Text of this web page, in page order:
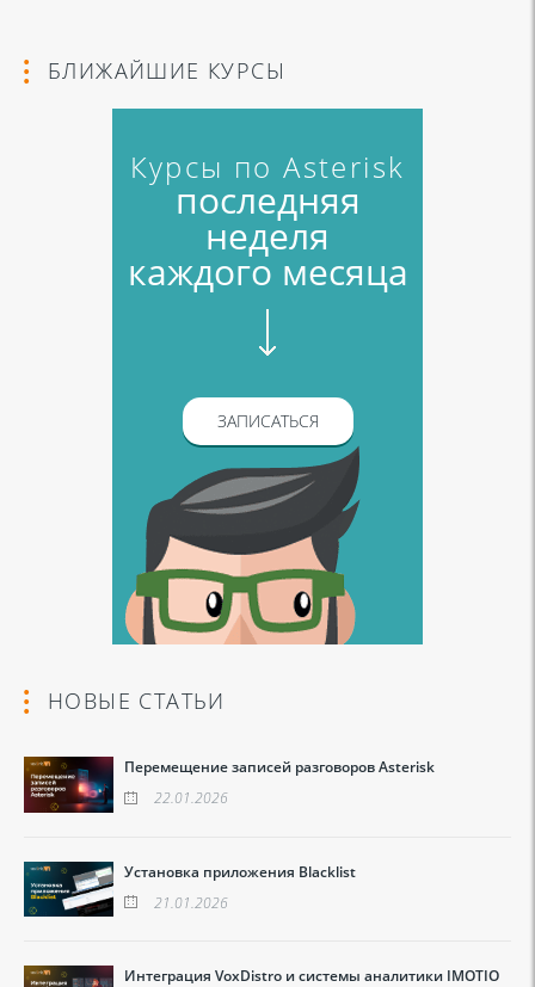
БЛИЖАЙШИЕ КУРСЫ
Курсы по Asterisk
последняя
неделя
каждого месяца
ЗАПИСАТЬСЯ
НОВЫЕ СТАТЬИ
Перемещение записей разговоров Asterisk
22.01.2026
Установка приложения Blacklist
21.01.2026
Интеграция VoxDistro и системы аналитики IMOTIO